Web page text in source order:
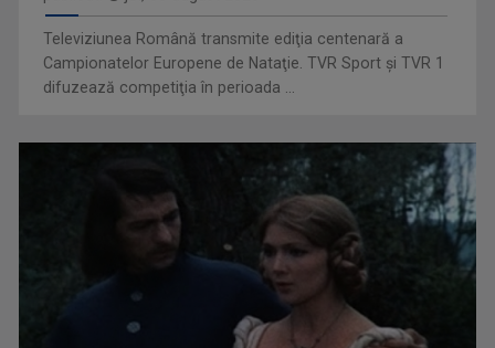
O emisiune educativă și utilă, „Alchimia ...
MARIA SMARANDACHE
Jurnalist la Televiziunea Română, Maria ...
Televiziunea Română transmite ediţia centenară a
Campionatelor Europene de Nataţie. TVR Sport şi TVR 1
difuzează competiţia în perioada ...